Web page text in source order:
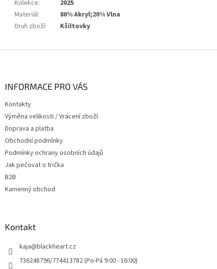
Kolekce:
2025
Materiál:
80% Akryl;20% Vlna
Druh zboží: Kšiltovky
INFORMACE PRO VÁS
Kontakty
Výměna velikosti / Vrácení zboží
Doprava a platba
Obchodní podmínky
Podmínky ochrany osobních údajů
Jak pečovat o trička
B2B
Kamenný obchod
Kontakt
kaja@blackheart.cz
736248796/774413782 (Po-Pá 9:00 - 16:00)